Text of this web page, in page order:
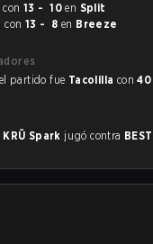
ganó el Juego 1 con 13 - 10en Split
ganó el Juego 2 con 13 - 8 en Breeze
partido fue Tacolilla con
KRÜ Spark jugó contra